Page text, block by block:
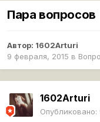
Пара вопросов
Автор: 1602Arturi
9 февраля, 2015 в
1602Arturi
Опубликовано: